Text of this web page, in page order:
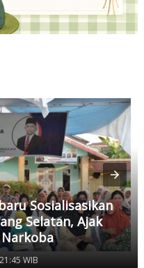
Sosialisasikan
Selatan, Ajak
WIB